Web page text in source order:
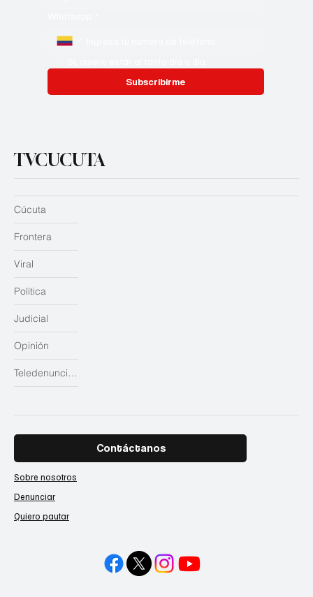
Subscribirme
TVCUCUTA
Judicial
Opinión
Teledenuncias
Cúcuta
Frontera
Viral
Política
Contáctanos
Sobre nosotros
Denunciar
Quiero pautar